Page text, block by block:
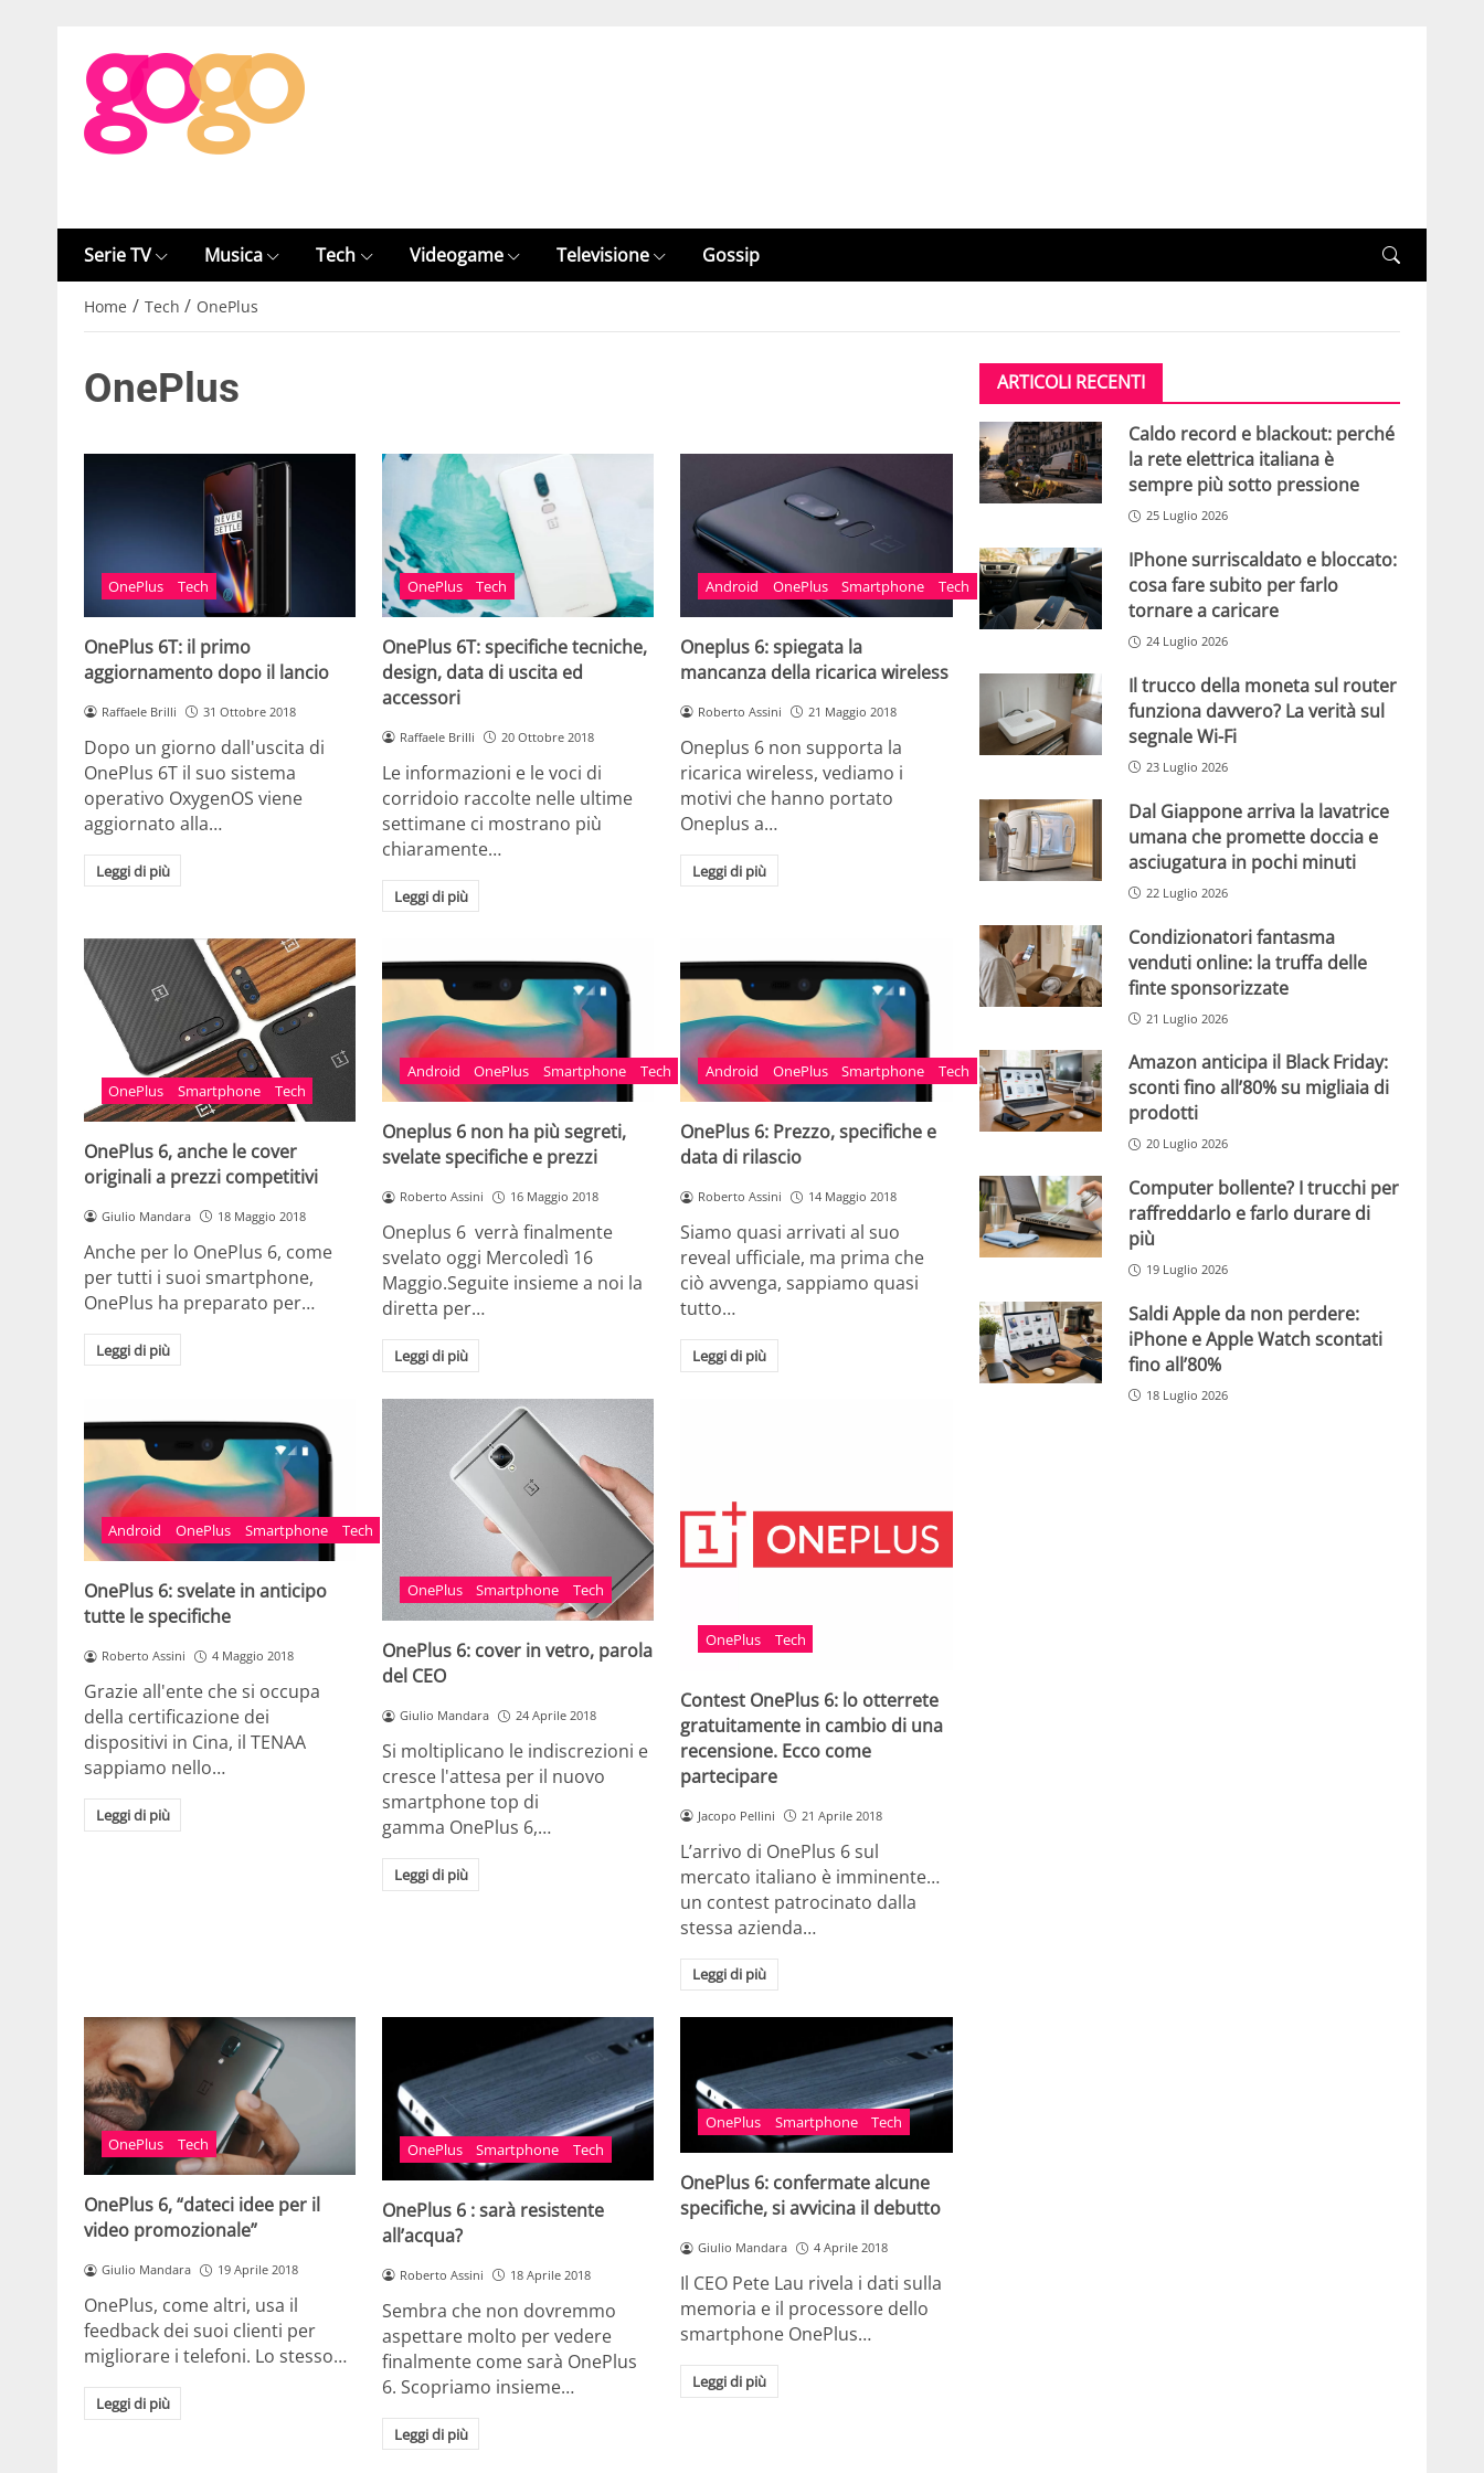
Serie TV Musica Tech Videogame Televisione Gossip
Home / Tech / OnePlus
OnePlus
OnePlus Tech
OnePlus 6T: il primo
aggiornamento dopo il lancio
Raffaele Brilli 31 Ottobre 2018
Dopo un giorno dall'uscita di
OnePlus 6T il suo sistema
operativo OxygenOS viene
aggiornato alla…
Leggi di più
OnePlus Tech
OnePlus 6T: specifiche tecniche,
design, data di uscita ed
accessori
Raffaele Brilli 20 Ottobre 2018
Le informazioni e le voci di
corridoio raccolte nelle ultime
settimane ci mostrano più
chiaramente…
Leggi di più
Android OnePlus Smartphone Tech
Oneplus 6: spiegata la
mancanza della ricarica wireless
Roberto Assini 21 Maggio 2018
Oneplus 6 non supporta la
ricarica wireless, vediamo i
motivi che hanno portato
Oneplus a…
Leggi di più
OnePlus Smartphone Tech
OnePlus 6, anche le cover
originali a prezzi competitivi
Giulio Mandara 18 Maggio 2018
Anche per lo OnePlus 6, come
per tutti i suoi smartphone,
OnePlus ha preparato per…
Leggi di più
Android OnePlus Smartphone Tech
Oneplus 6 non ha più segreti,
svelate specifiche e prezzi
Roberto Assini 16 Maggio 2018
Oneplus 6 verrà finalmente
svelato oggi Mercoledì 16
Maggio.Seguite insieme a noi la
diretta per…
Leggi di più
Android OnePlus Smartphone Tech
OnePlus 6: Prezzo, specifiche e
data di rilascio
Roberto Assini 14 Maggio 2018
Siamo quasi arrivati al suo
reveal ufficiale, ma prima che
ciò avvenga, sappiamo quasi
tutto…
Leggi di più
Android OnePlus Smartphone Tech
OnePlus 6: svelate in anticipo
tutte le specifiche
Roberto Assini 4 Maggio 2018
Grazie all'ente che si occupa
della certificazione dei
dispositivi in Cina, il TENAA
sappiamo nello…
Leggi di più
OnePlus Smartphone Tech
OnePlus 6: cover in vetro, parola
del CEO
Giulio Mandara 24 Aprile 2018
Si moltiplicano le indiscrezioni e
cresce l'attesa per il nuovo
smartphone top di
gamma OnePlus 6,…
Leggi di più
OnePlus Tech
Contest OnePlus 6: lo otterrete
gratuitamente in cambio di una
recensione. Ecco come
partecipare
Jacopo Pellini 21 Aprile 2018
L’arrivo di OnePlus 6 sul
mercato italiano è imminente…
un contest patrocinato dalla
stessa azienda…
Leggi di più
OnePlus Tech
OnePlus 6, “dateci idee per il
video promozionale”
Giulio Mandara 19 Aprile 2018
OnePlus, come altri, usa il
feedback dei suoi clienti per
migliorare i telefoni. Lo stesso…
Leggi di più
OnePlus Smartphone Tech
OnePlus 6 : sarà resistente
all’acqua?
Roberto Assini 18 Aprile 2018
Sembra che non dovremmo
aspettare molto per vedere
finalmente come sarà OnePlus
6. Scopriamo insieme…
Leggi di più
OnePlus Smartphone Tech
OnePlus 6: confermate alcune
specifiche, si avvicina il debutto
Giulio Mandara 4 Aprile 2018
Il CEO Pete Lau rivela i dati sulla
memoria e il processore dello
smartphone OnePlus…
Leggi di più
ARTICOLI RECENTI
Caldo record e blackout: perché
la rete elettrica italiana è
sempre più sotto pressione
25 Luglio 2026
IPhone surriscaldato e bloccato:
cosa fare subito per farlo
tornare a caricare
24 Luglio 2026
Il trucco della moneta sul router
funziona davvero? La verità sul
segnale Wi-Fi
23 Luglio 2026
Dal Giappone arriva la lavatrice
umana che promette doccia e
asciugatura in pochi minuti
22 Luglio 2026
Condizionatori fantasma
venduti online: la truffa delle
finte sponsorizzate
21 Luglio 2026
Amazon anticipa il Black Friday:
sconti fino all’80% su migliaia di
prodotti
20 Luglio 2026
Computer bollente? I trucchi per
raffreddarlo e farlo durare di
più
19 Luglio 2026
Saldi Apple da non perdere:
iPhone e Apple Watch scontati
fino all’80%
18 Luglio 2026